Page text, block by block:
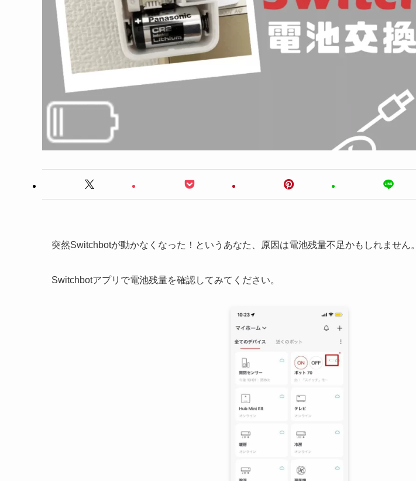
突然Switchbotが動かなくなった！というあなた、原因は電池残量不足かもしれません。
Switchbotアプリで電池残量を確認してみてください。